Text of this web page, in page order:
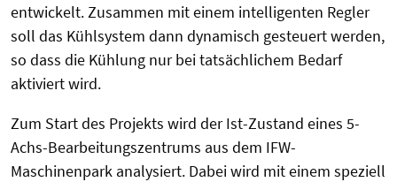
entwickelt. Zusammen mit einem intelligenten Regler
soll das Kühlsystem dann dynamisch gesteuert werden,
so dass die Kühlung nur bei tatsächlichem Bedarf
aktiviert wird.
Zum Start des Projekts wird der Ist-Zustand eines 5-
Achs-Bearbeitungszentrums aus dem IFW-
Maschinenpark analysiert. Dabei wird mit einem speziell